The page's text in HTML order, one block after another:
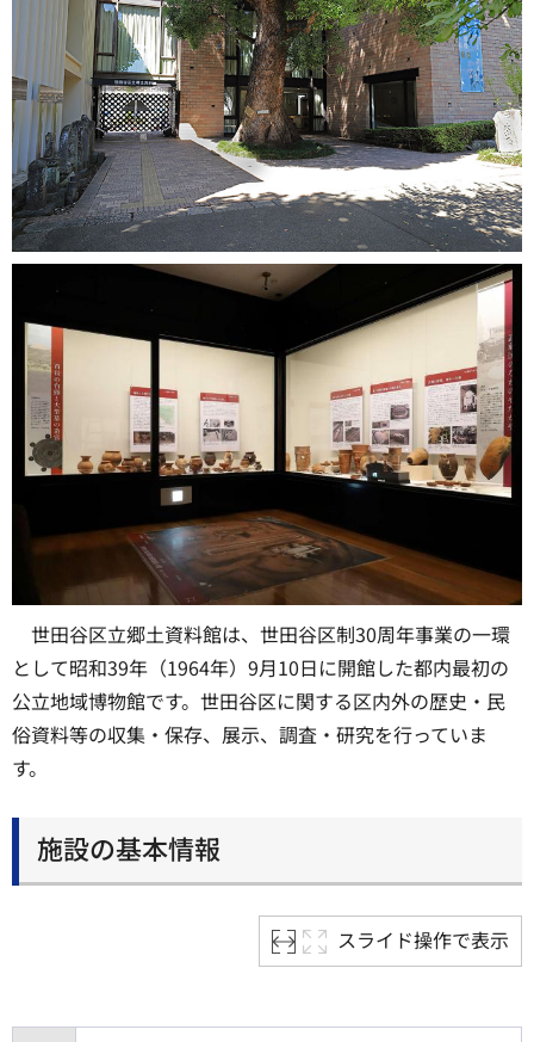
世田谷区立郷土資料館は、世田谷区制30周年事業の一環
として昭和39年（1964年）9月10日に開館した都内最初の
公立地域博物館です。世田谷区に関する区内外の歴史・民
俗資料等の収集・保存、展示、調査・研究を行っていま
す。
施設の基本情報
スライド操作で表示